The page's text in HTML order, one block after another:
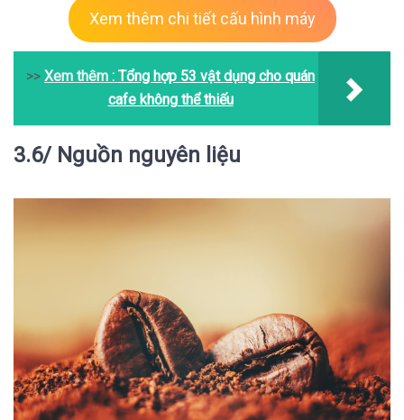
Xem thêm chi tiết cấu hình máy
>> Xem thêm : Tổng hợp 53 vật dụng cho quán
cafe không thể thiếu
3.6/ Nguồn nguyên liệu